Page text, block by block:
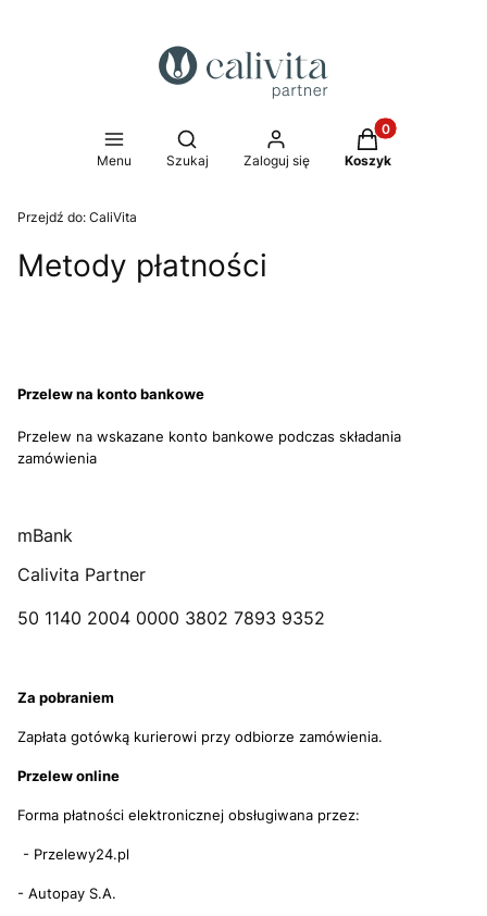
Menu
Otwórz wyszukiwarkę
Szukaj Zaloguj się
Produkty w
Koszyk
Przejdź do: CaliVita
Metody płatności
Przelew na konto bankowe
Przelew na wskazane konto bankowe podczas składania
zamówienia
mBank
Calivita Partner
50 1140 2004 0000 3802 7893 9352
Za pobraniem
Zapłata gotówką kurierowi przy odbiorze zamówienia.
Przelew online
Forma płatności elektronicznej obsługiwana przez:
- Przelewy24.pl
- Autopay S.A.